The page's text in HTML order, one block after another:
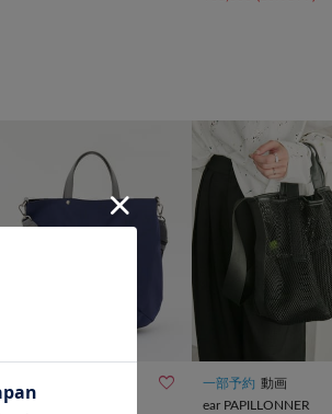

russet
一部予約 動画
ear PAPILLONNER